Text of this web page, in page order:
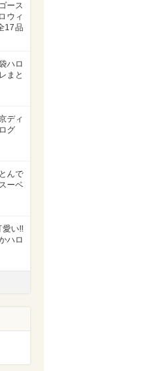
ース
ウィ
17品
ハロ
まと
ディ
グ
んで
ーベ
愛い!!
ハロ